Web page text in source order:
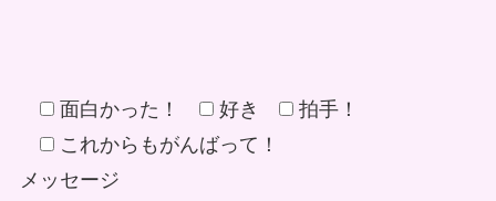
面白かった！ 好き
拍手！
これからもがんばって！
メッセージ